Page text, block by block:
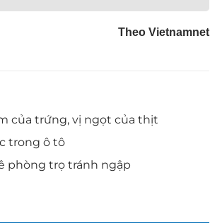
Theo Vietnamnet
của trứng, vị ngọt của thịt
trong ô tô
phòng trọ tránh ngập